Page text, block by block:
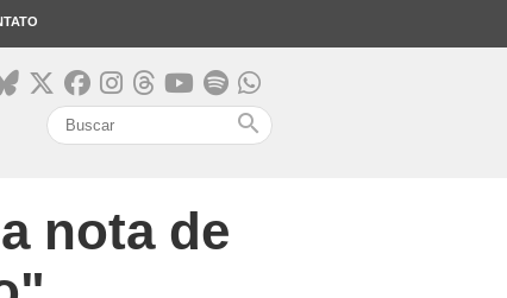
search
nota de